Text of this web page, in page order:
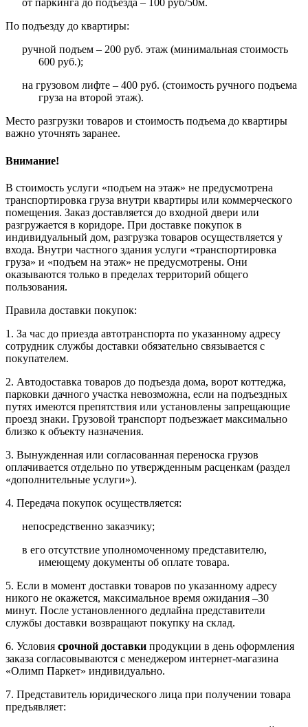
от паркинга до подъезда – 100 руб/50м.
По подъезду до квартиры:
ручной подъем – 200 руб. этаж (минимальная стоимость
600 руб.);
на грузовом лифте – 400 руб. (стоимость ручного подъема
груза на второй этаж).
Место разгрузки товаров и стоимость подъема до квартиры
важно уточнять заранее.
Внимание!
В стоимость услуги «подъем на этаж» не предусмотрена
транспортировка груза внутри квартиры или коммерческого
помещения. Заказ доставляется до входной двери или
разгружается в коридоре. При доставке покупок в
индивидуальный дом, разгрузка товаров осуществляется у
входа. Внутри частного здания услуги «транспортировка
груза» и «подъем на этаж» не предусмотрены. Они
оказываются только в пределах территорий общего
пользования.
Правила доставки покупок:
1. За час до приезда автотранспорта по указанному адресу
сотрудник службы доставки обязательно связывается с
покупателем.
2. Автодоставка товаров до подъезда дома, ворот коттеджа,
парковки дачного участка невозможна, если на подъездных
путях имеются препятствия или установлены запрещающие
проезд знаки. Грузовой транспорт подъезжает максимально
близко к объекту назначения.
3. Вынужденная или согласованная переноска грузов
оплачивается отдельно по утвержденным расценкам (раздел
«дополнительные услуги»).
4. Передача покупок осуществляется:
непосредственно заказчику;
в его отсутствие уполномоченному представителю,
имеющему документы об оплате товара.
5. Если в момент доставки товаров по указанному адресу
никого не окажется, максимальное время ожидания –30
минут. После установленного дедлайна представители
службы доставки возвращают покупку на склад.
6. Условия срочной доставки продукции в день оформления
заказа согласовываются с менеджером интернет-магазина
«Олимп Паркет» индивидуально.
7. Представитель юридического лица при получении товара
предъявляет: